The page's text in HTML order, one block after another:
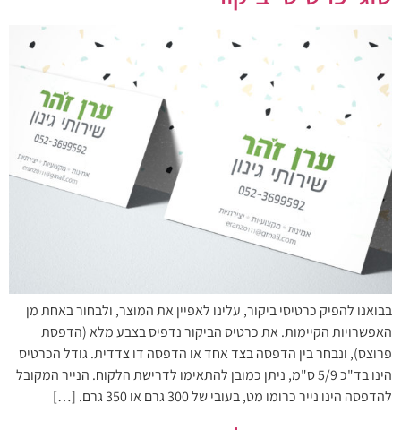
בבואנו להפיק כרטיסי ביקור, עלינו לאפיין את המוצר, ולבחור באחת מן
האפשרויות הקיימות. את כרטיס הביקור נדפיס בצבע מלא (הדפסת
פרוצס), ונבחר בין הדפסה בצד אחד או הדפסה דו צדדית. גודל הכרטיס
הינו בד"כ 5/9 ס"מ, ניתן כמובן להתאימו לדרישת הלקוח. הנייר המקובל
להדפסה הינו נייר כרומו מט, בעובי של 300 גרם או 350 גרם. […]